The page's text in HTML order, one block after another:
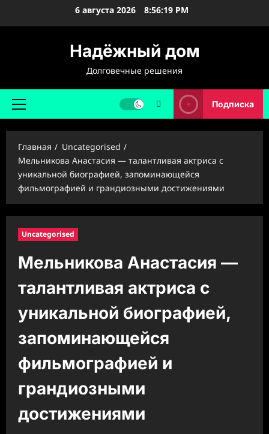
6 августа 2026 8:56:20 PM
Надёжный дом
Долговечные решения
Основное
Подписка
Главная
Uncategorised
Мельникова Анастасия — талантливая актриса с
уникальной биографией, запоминающейся
фильмографией и грандиозными достижениями
Uncategorised
Мельникова Анастасия —
талантливая актриса с
уникальной биографией,
запоминающейся
фильмографией и
грандиозными
достижениями